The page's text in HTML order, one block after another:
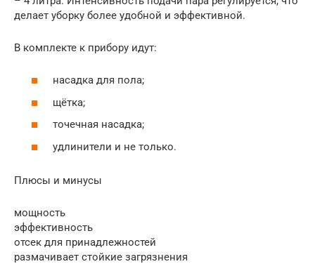
делает уборку более удобной и эффективной.
В комплекте к прибору идут:
насадка для пола;
щётка;
точечная насадка;
удлинители и не только.
Плюсы и минусы
мощность
эффективность
отсек для принадлежностей
размачивает стойкие загрязнения